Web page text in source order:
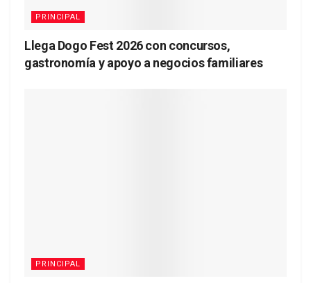
PRINCIPAL
Llega Dogo Fest 2026 con concursos,
gastronomía y apoyo a negocios familiares
PRINCIPAL